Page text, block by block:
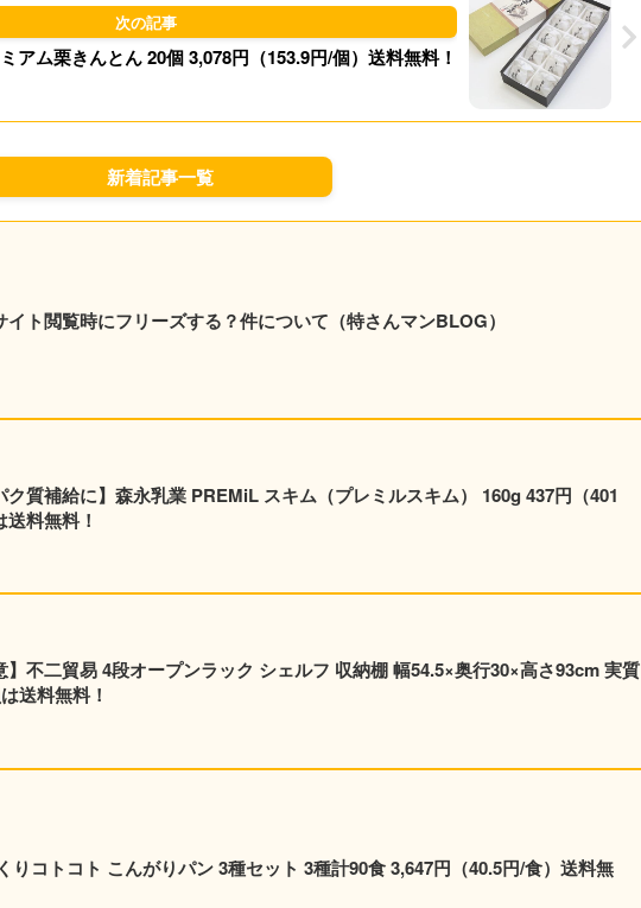
アム栗きんとん 20個 3,078円（153.9円/個）送料無料！
新着記事一覧
イト閲覧時にフリーズする？件について（特さんマンBLOG）
ク質補給に】森永乳業 PREMiL スキム（プレミルスキム） 160g 437円（401
料無料！
】不二貿易 4段オープンラック シェルフ 収納棚 幅54.5×奥行30×高さ93cm 実質
送料無料！
りコトコト こんがりパン 3種セット 3種計90食 3,647円（40.5円/食）送料無